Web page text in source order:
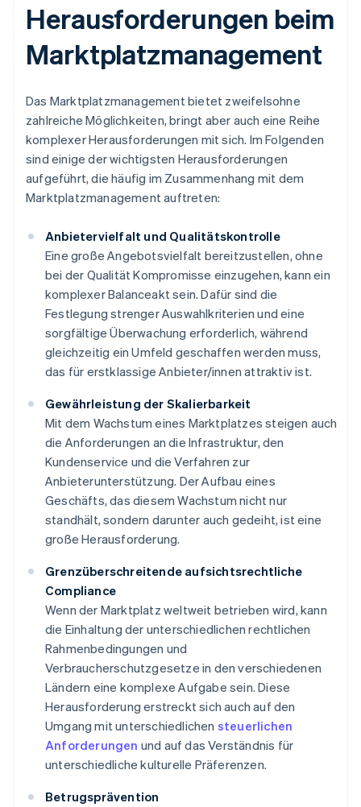
Herausforderungen beim
Marktplatzmanagement
Das Marktplatzmanagement bietet zweifelsohne
zahlreiche Möglichkeiten, bringt aber auch eine Reihe
komplexer Herausforderungen mit sich. Im Folgenden
sind einige der wichtigsten Herausforderungen
aufgeführt, die häufig im Zusammenhang mit dem
Marktplatzmanagement auftreten:
Anbietervielfalt und Qualitätskontrolle
Eine große Angebotsvielfalt bereitzustellen, ohne
bei der Qualität Kompromisse einzugehen, kann ein
komplexer Balanceakt sein. Dafür sind die
Festlegung strenger Auswahlkriterien und eine
sorgfältige Überwachung erforderlich, während
gleichzeitig ein Umfeld geschaffen werden muss,
das für erstklassige Anbieter/innen attraktiv ist.
Gewährleistung der Skalierbarkeit
Mit dem Wachstum eines Marktplatzes steigen auch
die Anforderungen an die Infrastruktur, den
Kundenservice und die Verfahren zur
Anbieterunterstützung. Der Aufbau eines
Geschäfts, das diesem Wachstum nicht nur
standhält, sondern darunter auch gedeiht, ist eine
große Herausforderung.
Grenzüberschreitende aufsichtsrechtliche
Compliance
Wenn der Marktplatz weltweit betrieben wird, kann
die Einhaltung der unterschiedlichen rechtlichen
Rahmenbedingungen und
Verbraucherschutzgesetze in den verschiedenen
Ländern eine komplexe Aufgabe sein. Diese
Herausforderung erstreckt sich auch auf den
Umgang mit unterschiedlichen steuerlichen
Anforderungen und auf das Verständnis für
unterschiedliche kulturelle Präferenzen.
Betrugsprävention